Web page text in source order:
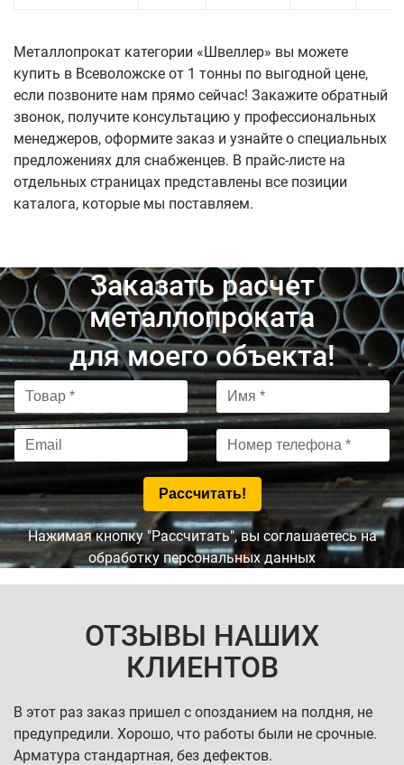
Металлопрокат категории «Швеллер» вы можете
купить в Всеволожске от 1 тонны по выгодной цене,
если позвоните нам прямо сейчас! Закажите обратный
звонок, получите консультацию у профессиональных
менеджеров, оформите заказ и узнайте о специальных
предложениях для снабженцев. В прайс-листе на
отдельных страницах представлены все позиции
каталога, которые мы поставляем.
Заказать расчет
металлопроката
для моего объекта!
Нажимая кнопку "Рассчитать", вы соглашаетесь на
обработку персональных данных
ОТЗЫВЫ НАШИХ
КЛИЕНТОВ
В этот раз заказ пришел с опозданием на полдня, не
предупредили. Хорошо, что работы были не срочные.
Арматура стандартная, без дефектов.